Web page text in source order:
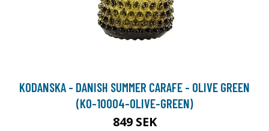
KODANSKA - DANISH SUMMER CARAFE - OLIVE GREEN
(KO-10004-OLIVE-GREEN)
849 SEK